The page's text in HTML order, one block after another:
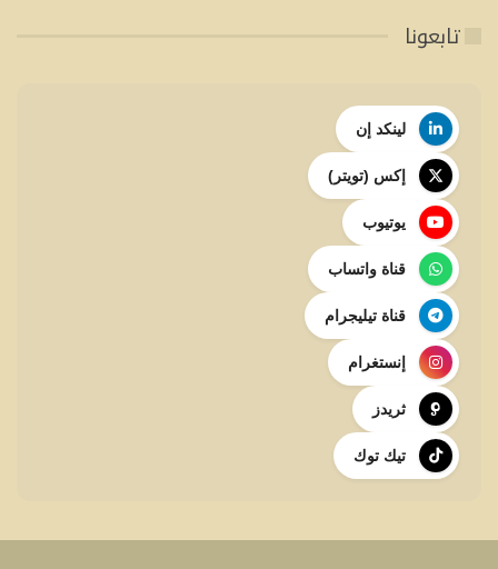
تابعونا
لينكد إن
إكس (تويتر)
يوتيوب
قناة واتساب
قناة تيليجرام
إنستغرام
ثريدز
تيك توك